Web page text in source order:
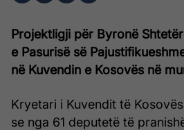
Projektligji për Byronë
e Pasurisë së
në Kuvendin e Kosovës në
Kryetari i Kuvendit të
se nga 61 deputetë të